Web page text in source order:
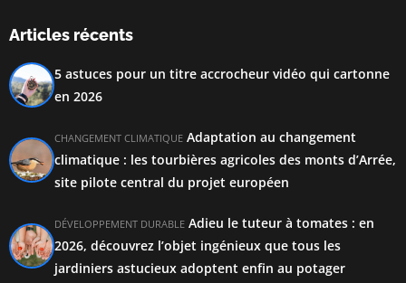
Articles récents
5 astuces pour un titre accrocheur vidéo qui cartonne
en 2026
CHANGEMENT CLIMATIQUE Adaptation au changement
climatique : les tourbières agricoles des monts d’Arrée,
site pilote central du projet européen
DÉVELOPPEMENT DURABLE Adieu le tuteur à tomates : en
2026, découvrez l’objet ingénieux que tous les
jardiniers astucieux adoptent enfin au potager